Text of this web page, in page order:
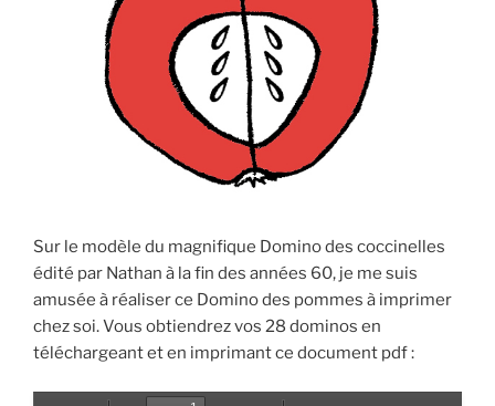
Sur le modèle du magnifique Domino des coccinelles
édité par Nathan à la fin des années 60, je me suis
amusée à réaliser ce Domino des pommes à imprimer
chez soi. Vous obtiendrez vos 28 dominos en
téléchargeant et en imprimant ce document pdf :